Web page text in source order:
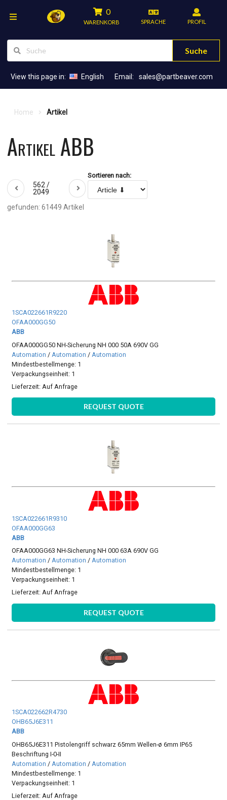
0
WARENKORB SPRACHE PROFIL
Suche
View this page in: English Email: sales@partbeaver.com
Home Artikel
Artikel ABB
562 /
2049
Sortieren nach:
gefunden: 61449 Artikel
1SCA022661R9220
OFAA000GG50
ABB
OFAA000GG50 NH-Sicherung NH 000 50A 690V GG
Automation / Automation / Automation
Mindestbestellmenge: 1
Verpackungseinheit: 1
Lieferzeit: Auf Anfrage
REQUEST QUOTE
1SCA022661R9310
OFAA000GG63
ABB
OFAA000GG63 NH-Sicherung NH 000 63A 690V GG
Automation /Automation /Automation
Mindestbestellmenge: 1
Verpackungseinheit: 1
Lieferzeit:Auf Anfrage
REQUEST QUOTE
1SCA022662R4730
OHB65J6E311
ABB
OHB65J6E311 Pistolengriff schwarz 65mm Wellen-ø 6mm IP65
Beschriftung I-0-II
Automation / Automation / Automation
Mindestbestellmenge: 1
Verpackungseinheit: 1
Lieferzeit: Auf Anfrage